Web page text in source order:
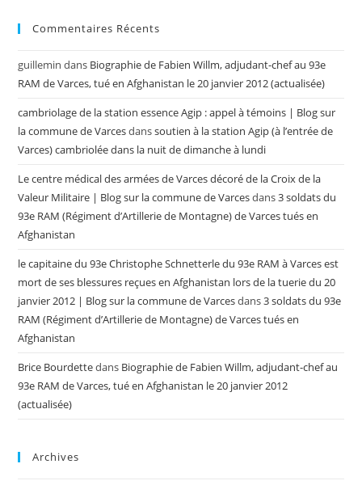
Commentaires Récents
guillemin dans Biographie de Fabien Willm, adjudant-chef au 93e
RAM de Varces, tué en Afghanistan le 20 janvier 2012 (actualisée)
cambriolage de la station essence Agip : appel à témoins | Blog sur
la commune de Varcesdanssoutien à la station Agip (à l’entrée de
Varces) cambriolée dans la nuit de dimanche à lundi
Le centre médical des armées de Varces décoré de la Croix de la
Valeur Militaire | Blog sur la commune de Varcesdans3 soldats du
93e RAM (Régiment d’Artillerie de Montagne) de Varces tués en
Afghanistan
le capitaine du 93e Christophe Schnetterle du 93e RAM à Varces est
mort de ses blessures reçues en Afghanistan lors de la tuerie du 20
janvier 2012 | Blog sur la commune de Varcesdans3 soldats du 93e
RAM (Régiment d’Artillerie de Montagne) de Varces tués en
Afghanistan
Brice Bourdettedans Biographie de Fabien Willm, adjudant-chef au
93e RAM de Varces, tué en Afghanistan le 20 janvier 2012
(actualisée)
Archives